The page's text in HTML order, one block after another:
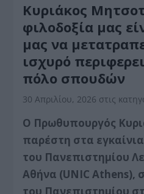
Κυριάκος
φιλοδοξία μας
μας να
ισχυρό
πόλο σπουδών
30 Απριλίου, 2026 στις
Ο Πρωθυπουργός
παρέστη στα
του Πανεπιστημίου
Αθήνα (UNIC Athens),